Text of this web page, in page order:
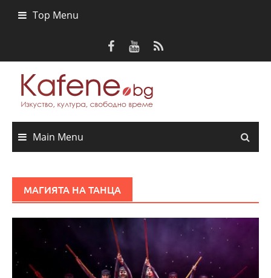
Top Menu
Main Menu
МАГИЯТА НА ТАНЦА